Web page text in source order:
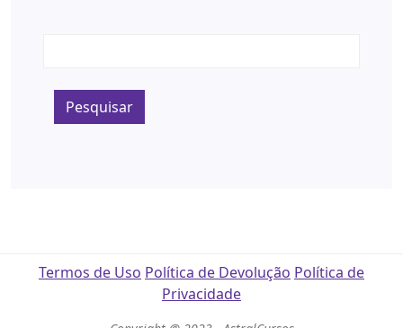
Pesquisar
Termos de Uso Política de Devolução Política de
Privacidade